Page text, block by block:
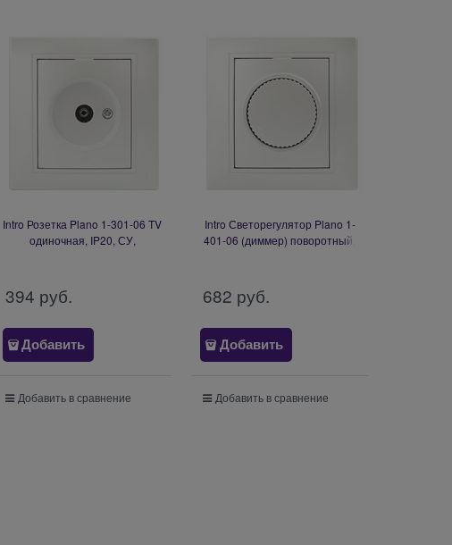
Intro Розетка Plano 1-301-06 TV
одиночная, IP20, СУ,
394 руб.
Добавить
Добавить в сравнение
Intro Светорегулятор Plano 1-
401-06 (диммер) поворотный,
682 руб.
Добавить
Добавить в сравнение